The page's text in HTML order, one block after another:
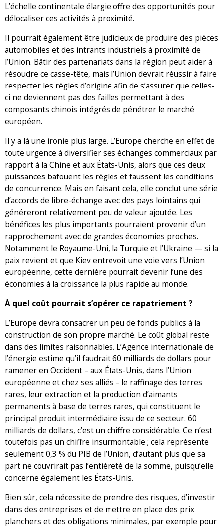
L’échelle continentale élargie offre des opportunités pour
délocaliser ces activités à proximité.
Il pourrait également être judicieux de produire des pièces
automobiles et des intrants industriels à proximité de
l’Union. Bâtir des partenariats dans la région peut aider à
résoudre ce casse-tête, mais l’Union devrait réussir à faire
respecter les règles d’origine afin de s’assurer que celles-
ci ne deviennent pas des failles permettant à des
composants chinois intégrés de pénétrer le marché
européen.
Il y a là une ironie plus large. L’Europe cherche en effet de
toute urgence à diversifier ses échanges commerciaux par
rapport à la Chine et aux États-Unis, alors que ces deux
puissances bafouent les règles et faussent les conditions
de concurrence. Mais en faisant cela, elle conclut une série
d’accords de libre-échange avec des pays lointains qui
généreront relativement peu de valeur ajoutée. Les
bénéfices les plus importants pourraient provenir d’un
rapprochement avec de grandes économies proches.
Notamment le Royaume-Uni, la Turquie et l’Ukraine — si la
paix revient et que Kiev entrevoit une voie vers l’Union
européenne, cette dernière pourrait devenir l’une des
économies à la croissance la plus rapide au monde.
À quel coût pourrait s’opérer ce rapatriement ?
L’Europe devra consacrer un peu de fonds publics à la
construction de son propre marché. Le coût global reste
dans des limites raisonnables. L’Agence internationale de
l’énergie estime qu’il faudrait 60 milliards de dollars pour
ramener en Occident – aux États-Unis, dans l’Union
européenne et chez ses alliés – le raffinage des terres
rares, leur extraction et la production d’aimants
permanents à base de terres rares, qui constituent le
principal produit intermédiaire issu de ce secteur. 60
milliards de dollars, c’est un chiffre considérable. Ce n’est
toutefois pas un chiffre insurmontable ; cela représente
seulement 0,3 % du PIB de l’Union, d’autant plus que sa
part ne couvrirait pas l’entièreté de la somme, puisqu’elle
concerne également les États-Unis.
Bien sûr, cela nécessite de prendre des risques, d’investir
dans des entreprises et de mettre en place des prix
planchers et des obligations minimales, par exemple pour